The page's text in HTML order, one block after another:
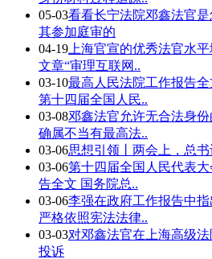
05-03看看长宁法院邓鑫法官
其参加庭审的
04-19 上海官宣的优秀法官水
文章“审理互联网..
03-10最高人民法院工作报告
第十四届全国人民..
03-08邓鑫法官允许无合法身
确属不当有最高法..
03-06思想引领丨两会上，总
03-06第十四届全国人民代表
告全文 国务院总..
03-06李强在政府工作报告中
严格依照宪法法律..
03-03对邓鑫法官在上海高级
投诉